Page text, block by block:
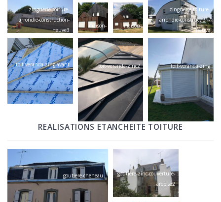
zinguerie-toiture-
arrondie-construction-
neuve3
zinguerie-toiture-
arrondie-construction-
neuve
maison-
zing-
celec56
maison-
celec56
toit-veranda-zing-avant toit-veranda-zinc2 toit-veranda-zing
REALISATIONS ETANCHEITE TOITURE
goutiere-cheneau
goutiere-zinc-couverture-
ardoise2